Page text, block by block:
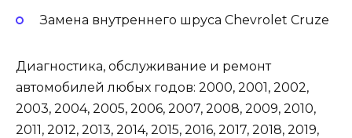
Замена внутреннего шруса Chevrolet Cruze
Диагностика, обслуживание и ремонт
автомобилей любых годов: 2000, 2001, 2002,
2003, 2004, 2005, 2006, 2007, 2008, 2009, 2010,
2011, 2012, 2013, 2014, 2015, 2016, 2017, 2018, 2019,